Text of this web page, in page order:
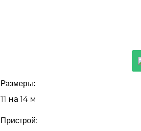
Размеры:
11 на 14 м
Пристрой: